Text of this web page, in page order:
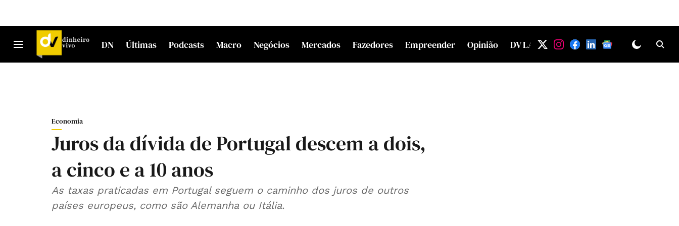
DN Últimas Podcasts Macro Negócios Mercados Fazedores Empreender Opinião DV LAB
Economia
Juros da dívida de Portugal descem a dois,
a cinco e a 10 anos
As taxas praticadas em Portugal seguem o caminho dos juros de outros
países europeus, como são Alemanha ou Itália.